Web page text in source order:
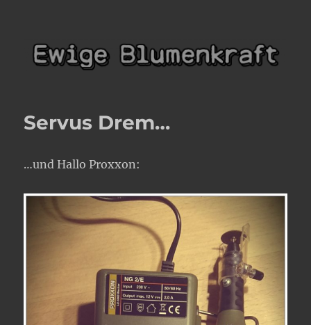
Ewige Blumenkraft
Servus Drem…
…und Hallo Proxxon: